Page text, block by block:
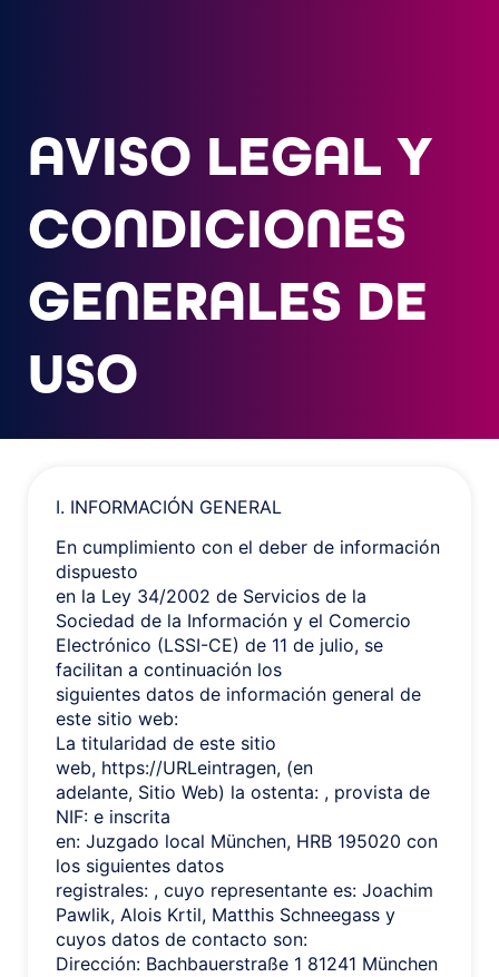
AVISO LEGAL Y
CONDICIONES
GENERALES DE
USO
I. INFORMACIÓN GENERAL
En cumplimiento con el deber de información
dispuesto
en la Ley 34/2002 de Servicios de la
Sociedad de la Información y el Comercio
Electrónico (LSSI-CE) de 11 de julio, se
facilitan a continuación los
siguientes datos de información general de
este sitio web:
La titularidad de este sitio
web, https://URLeintragen, (en
adelante, Sitio Web) la ostenta: , provista de
NIF: e inscrita
en: Juzgado local München, HRB 195020 con
los siguientes datos
registrales: , cuyo representante es: Joachim
Pawlik, Alois Krtil, Matthis Schneegass y
cuyos datos de contacto son:
Dirección: Bachbauerstraße 1 81241 München